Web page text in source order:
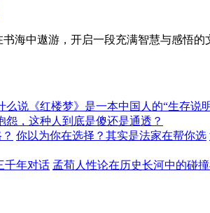
海中遨游，开启一段充满智慧与感悟的
么说《红楼梦》是一本中国人的“生存说
怨，这种人到底是傻还是通透？
你以为你在选择？其实是法家在帮你选
千年对话 孟荀人性论在历史长河中的碰